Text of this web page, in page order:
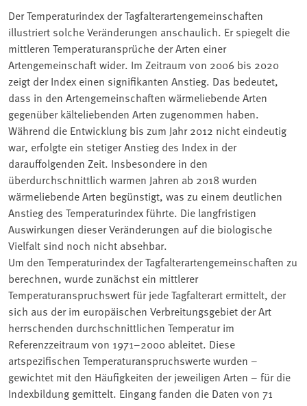
Der Temperaturindex der Tagfalterartengemeinschaften
illustriert solche Veränderungen anschaulich. Er spiegelt die
mittleren Temperaturansprüche der Arten einer
Artengemeinschaft wider. Im Zeitraum von 2006 bis 2020
zeigt der Index einen signifikanten Anstieg. Das bedeutet,
dass in den Artengemeinschaften wärmeliebende Arten
gegenüber kälteliebenden Arten zugenommen haben.
Während die Entwicklung bis zum Jahr 2012 nicht eindeutig
war, erfolgte ein stetiger Anstieg des Index in der
darauffolgenden Zeit. Insbesondere in den
überdurchschnittlich warmen Jahren ab 2018 wurden
wärmeliebende Arten begünstigt, was zu einem deutlichen
Anstieg des Temperaturindex führte. Die langfristigen
Auswirkungen dieser Veränderungen auf die biologische
Vielfalt sind noch nicht absehbar.
Um den Temperaturindex der Tagfalterartengemeinschaften zu
berechnen, wurde zunächst ein mittlerer
Temperaturanspruchswert für jede Tagfalterart ermittelt, der
sich aus der im europäischen Verbreitungsgebiet der Art
herrschenden durchschnittlichen Temperatur im
Referenzzeitraum von 1971–2000 ableitet. Diese
artspezifischen Temperaturanspruchswerte wurden –
gewichtet mit den Häufigkeiten der jeweiligen Arten – für die
Indexbildung gemittelt. Eingang fanden die Daten von 71